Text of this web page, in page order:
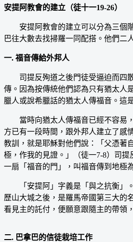
安提阿教會的建立（徒十一19-26）
安提阿教會的建立可以分為三個階
巴往大數去找掃羅一同配搭。他們二
一. 福音傳給外邦人
司提反殉道之後門徒受逼迫而四散
傳。因為按傳統他們認為只有猶太人
臘人或說希臘話的猶太人傳福音。這
當時向猶太人傳福音已經不容易，
方已有一段時間，跟外邦人建立了感
教訓，就是耶穌對他們說：「父憑著
極，作我的見證。」（徒一7-8）司
一扇「福音的門」，叫福音傳到地極
「安提阿」字義是「與之抗衡」。
歷山大城之後，是羅馬帝國第三大的
看見主的託付，便願意跟隨主的帶領
二. 巴拿巴的信徒栽培工作